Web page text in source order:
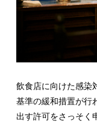
飲食店に向けた感染
基準の緩和措置が行
出す許可をさっそく